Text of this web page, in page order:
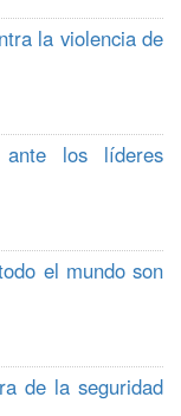
la violencia de
los líderes
el mundo son
de la seguridad